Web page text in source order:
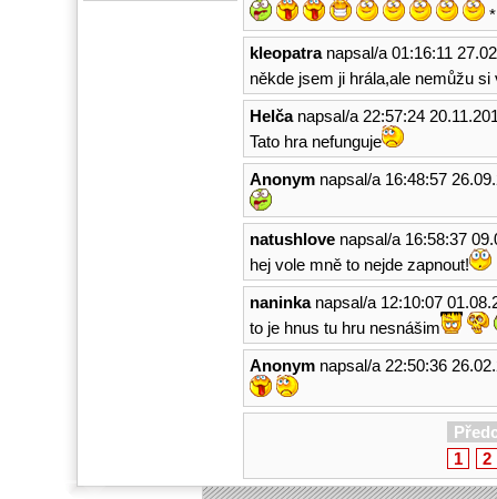
kleopatranapsal/a 01:16:11
někde jsem ji hrála,ale nemůžu
Helča napsal/a 22:57:24
Tato hra nefunguje
Anonymnapsal/a 16:48:57
natushlovenapsal/a 16:58:37
hej vole mně to nejde zapnout!
naninkanapsal/a 12:10:07
to je hnus tu hru nesnášim
Anonymnapsal/a 22:50:36
1
2